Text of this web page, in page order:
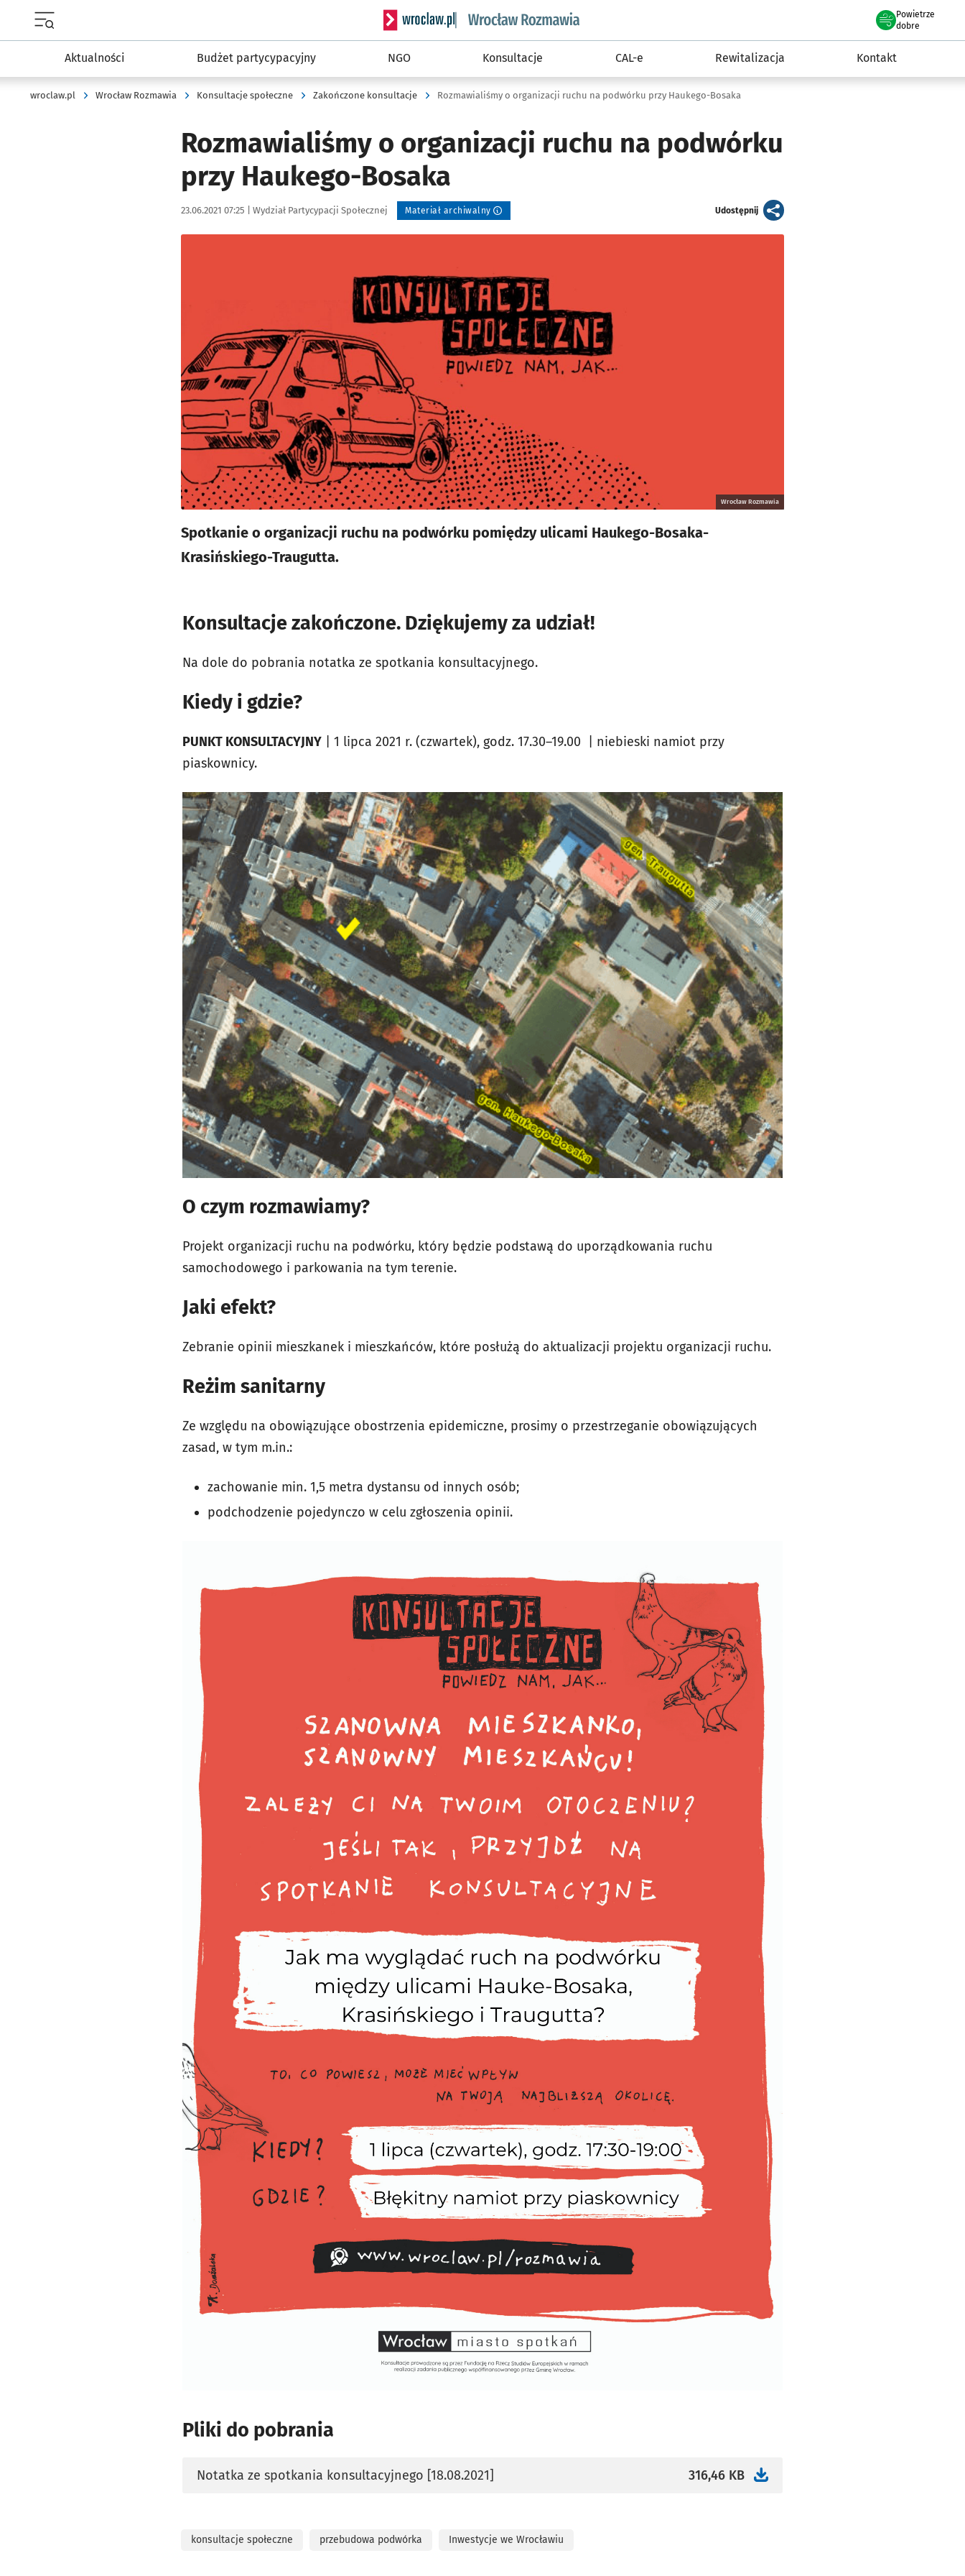
Serwis informacyjny wroclaw.pl podserwis: Rozmawia
Powietrze
we Wrocławiu
dobre
Aktualności Budżet partycypacyjny NGO Konsultacje CAL-e Rewitalizacja Kontakt
wroclaw.pl Wrocław Rozmawia Konsultacje społeczne Zakończone konsultacje Rozmawialiśmy o organizacji ruchu na podwórku przy Haukego-Bosaka
Rozmawialiśmy o organizacji ruchu na podwórku
przy Haukego-Bosaka
Data publikacji:
23.06.2021 07:25 | Autor:
Wydział Partycypacji Społecznej Materiał archiwalny Udostępnijartykuł
Wrocław Rozmawia
Spotkanie o organizacji ruchu na podwórku pomiędzy ulicami Haukego-Bosaka-
Krasińskiego-Traugutta.
Konsultacje zakończone. Dziękujemy za udział!
Na dole do pobrania notatka ze spotkania konsultacyjnego.
Kiedy i gdzie?
PUNKT KONSULTACYJNY | 1 lipca 2021 r. (czwartek), godz. 17.30–19.00 | niebieski namiot przy
piaskownicy.
O czym rozmawiamy?
Projekt organizacji ruchu na podwórku, który będzie podstawą do uporządkowania ruchu
samochodowego i parkowania na tym terenie.
Jaki efekt?
Zebranie opinii mieszkanek i mieszkańców, które posłużą do aktualizacji projektu organizacji ruchu.
Reżim sanitarny
Ze względu na obowiązujące obostrzenia epidemiczne, prosimy o przestrzeganie obowiązujących
zasad, w tym m.in.:
zachowanie min. 1,5 metra dystansu od innych osób;
podchodzenie pojedynczo w celu zgłoszenia opinii.
Pliki do pobrania
Notatka ze spotkania konsultacyjnego [18.08.2021] 316,46 KB
otworzy się w nowej karcie
konsultacje społeczne przebudowa podwórka Inwestycje we Wrocławiu